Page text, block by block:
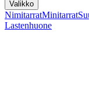
Valikko
NimitarratMinitarrat
Lastenhuone